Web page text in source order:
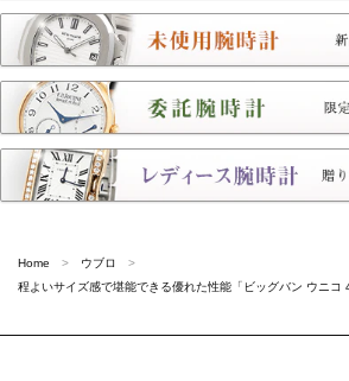
Home
ウブロ
程よいサイズ感で堪能できる優れた性能「ビッグバン ウニコ